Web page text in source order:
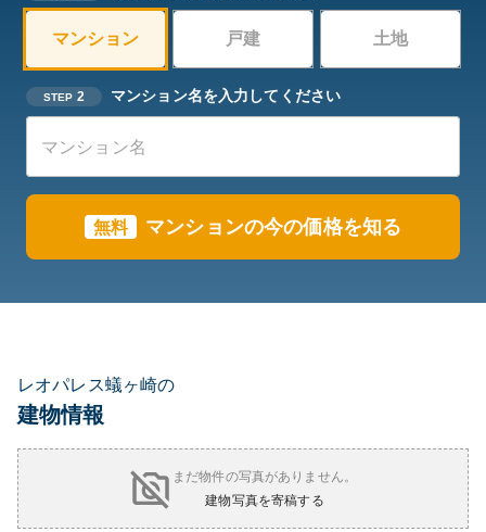
マンション 戸建 土地
STEP 2 マンション名を入力してください
無料 マンションの今の価格を知る
レオパレス蟻ヶ崎の
建物情報
まだ物件の写真がありません。
建物写真を寄稿する